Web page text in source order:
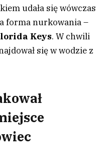
udała się wówczas
forma nurkowania –
Keys. W chwili
się w wodzie z